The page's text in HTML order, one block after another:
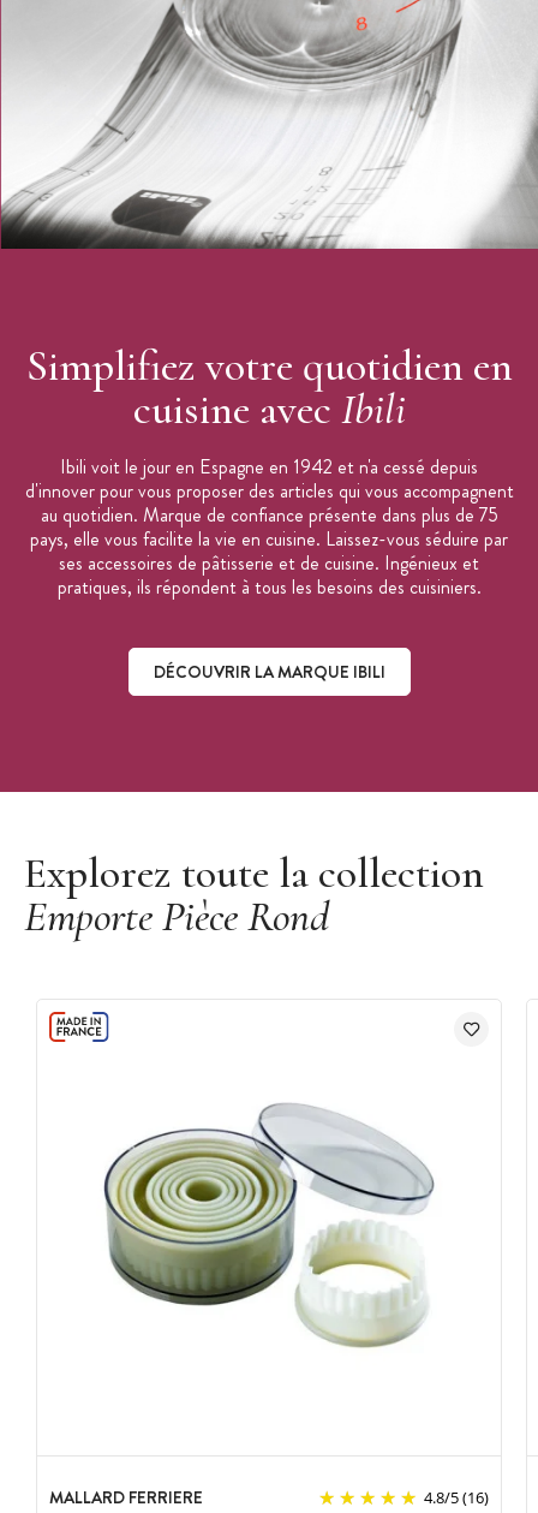
Emporte pièce proposés dans une boîte transparente
Marque : Ibili
Simplifiez votre quotidien en
cuisine avec Ibili
Ibili voit le jour en Espagne en 1942 et n'a cessé depuis
d'innover pour vous proposer des articles qui vous accompagnent
au quotidien. Marque de confiance présente dans plus de 75
pays, elle vous facilite la vie en cuisine. Laissez-vous séduire par
ses accessoires de pâtisserie et de cuisine. Ingénieux et
pratiques, ils répondent à tous les besoins des cuisiniers.
DÉCOUVRIR LA MARQUE IBILI
Explorez toute la collection
Emporte Pièce Rond
MALLARD FERRIERE 4.8/5(16)